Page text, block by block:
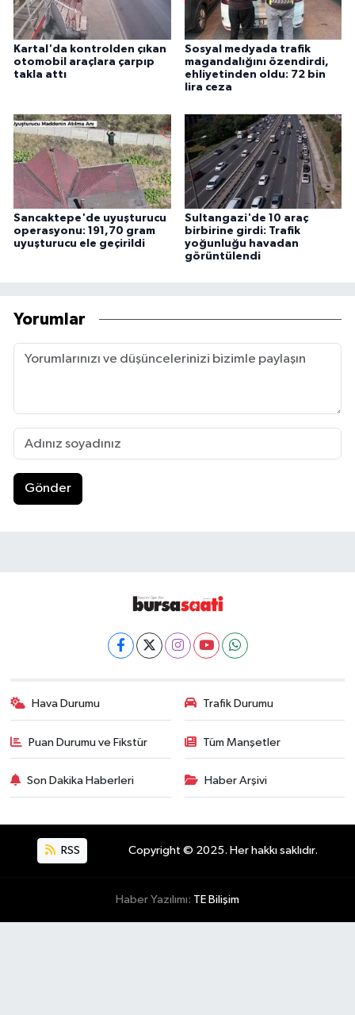
Kartal'da kontrolden çıkan
otomobil araçlara çarpıp
takla attı
Sosyal medyada trafik
magandalığını özendirdi,
ehliyetinden oldu: 72 bin
lira ceza
Sancaktepe'de uyuşturucu
operasyonu: 191,70 gram
uyuşturucu ele geçirildi
Sultangazi'de 10 araç
birbirine girdi: Trafik
yoğunluğu havadan
görüntülendi
Yorumlar
Gönder
Hava Durumu Trafik Durumu
Puan Durumu ve Fikstür Tüm Manşetler
Son Dakika Haberleri Haber Arşivi
RSS Copyright © 2025. Her hakkı saklıdır.
Haber Yazılımı: TE Bilişim